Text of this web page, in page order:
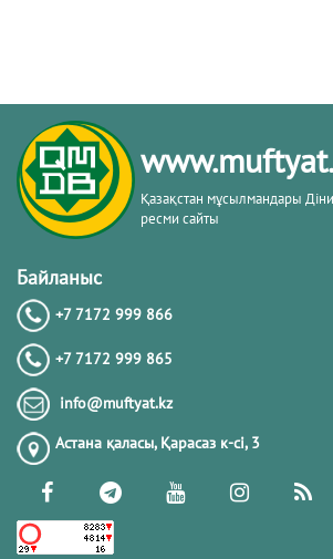
Қазақстан мұсылмандары
ресми сайты
Байланыс
+7 7172 999 866
+7 7172 999 865
info@muftyat.kz
Астана қаласы, Қарасаз к-сi, 3